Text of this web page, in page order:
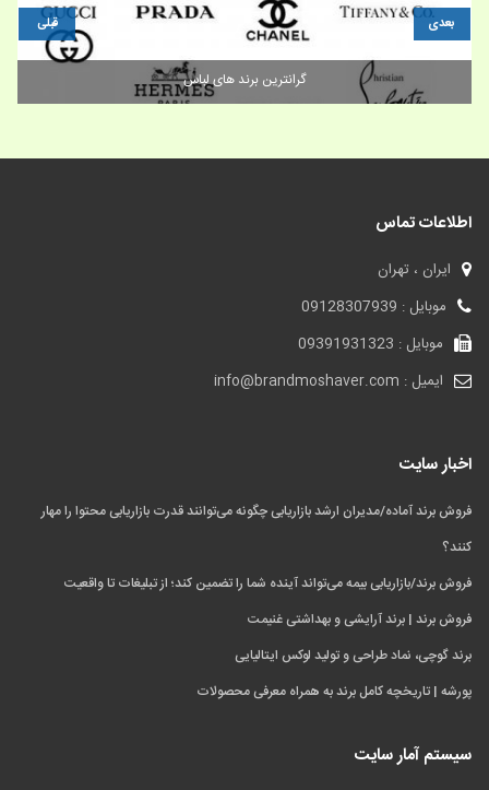
برند چای،فروش برند آماده چای
قبلی بعدی
اطلاعات تماس
ایران ، تهران
موبایل : 09128307939
موبایل : 09391931323
ایمیل : info@brandmoshaver.com
اخبار سایت
فروش برند آماده/مدیران ارشد بازاریابی چگونه می‌توانند قدرت بازاریابی محتوا را مهار
کنند؟
فروش برند/بازاریابی بیمه می‌تواند آینده شما را تضمین کند؛ از تبلیغات تا واقعیت
فروش برند | برند آرایشی و بهداشتی غنیمت
برند گوچی، نماد طراحی و تولید لوکس ایتالیایی
پورشه | تاریخچه کامل برند به همراه معرفی محصولات
سیستم آمار سایت